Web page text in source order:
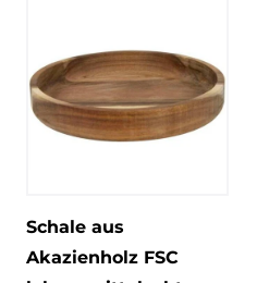
Schale aus
Akazienholz FSC